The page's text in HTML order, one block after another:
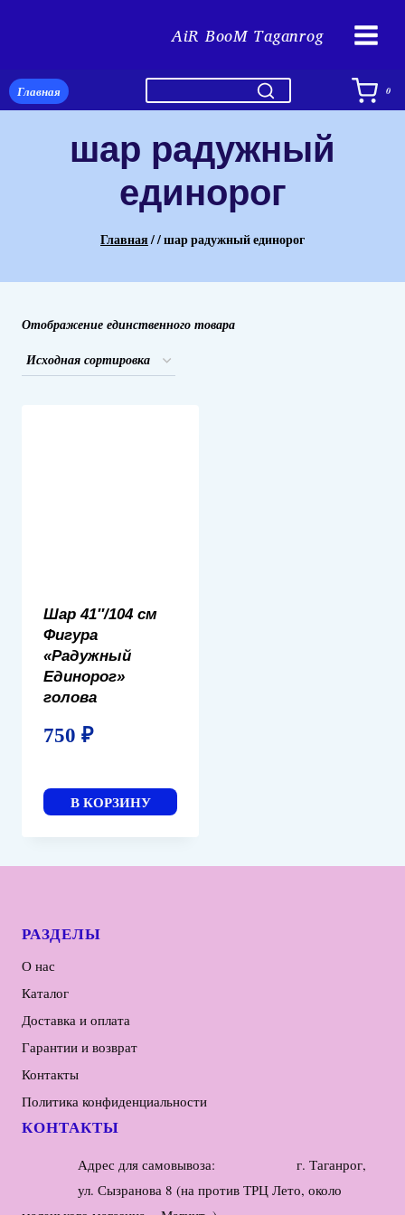
AiR BooM Taganrog
Главная 0
шар радужный
единорог
Главная//шар радужный единорог
Отображение единственного товара
Шар 41″/104 см
Фигура
«Радужный
Единорог»
голова
750 ₽
В КОРЗИНУ
РАЗДЕЛЫ
О нас
Каталог
Доставка и оплата
Гарантии и возврат
Контакты
Политика конфиденциальности
КОНТАКТЫ
Адрес для самовывоза: г. Таганрог,
ул. Сызранова 8 (на против ТРЦ Лето, около